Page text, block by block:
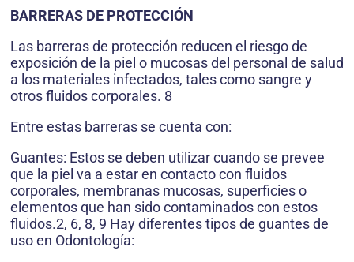
BARRERAS DE PROTECCIÓN
Las barreras de protección reducen el riesgo de
exposición de la piel o mucosas del personal de salud
a los materiales infectados, tales como sangre y
otros fluidos corporales. 8
Entre estas barreras se cuenta con:
Guantes: Estos se deben utilizar cuando se prevee
que la piel va a estar en contacto con fluidos
corporales, membranas mucosas, superficies o
elementos que han sido contaminados con estos
fluidos.2, 6, 8, 9 Hay diferentes tipos de guantes de
uso en Odontología: